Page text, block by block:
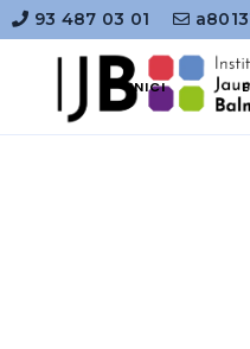
93 487 03 01
INICI